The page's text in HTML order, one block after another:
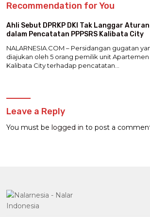
Recommendation for You
Ahli Sebut DPRKP DKI Tak Langgar Aturan
dalam Pencatatan PPPSRS Kalibata City
NALARNESIA.COM – Persidangan gugatan
diajukan oleh 5 orang pemilik unit Apartemen
Kalibata City terhadap pencatatan…
Leave a Reply
You must be logged in to post a